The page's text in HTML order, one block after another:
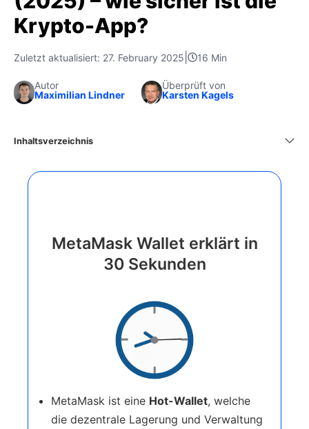
Krypto-App?
Zuletzt aktualisiert: 27. February 2025 16 Min
Autor
Maximilian Lindner
Überprüft von
Karsten Kagels
Inhaltsverzeichnis
MetaMask Wallet erklärt in
30 Sekunden
MetaMask ist eine Hot-Wallet, welche
die dezentrale Lagerung und Verwaltung